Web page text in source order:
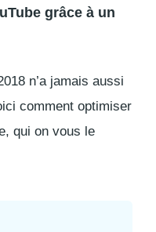
grâce à un
n’a jamais aussi
comment optimiser
qui on vous le